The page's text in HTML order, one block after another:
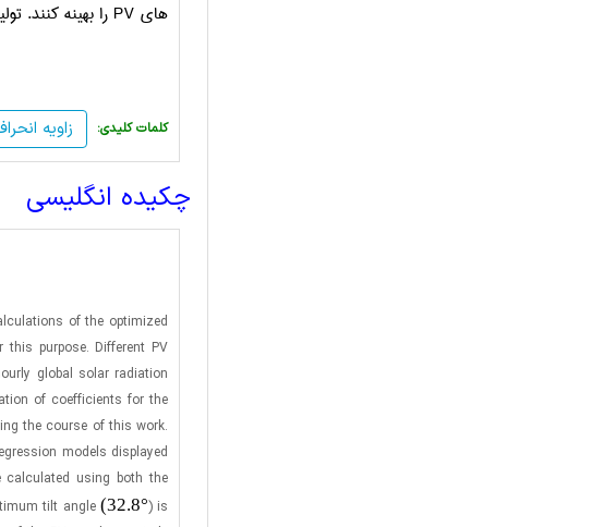
های PV را بهینه کنند.
زاویه :کلمات کلیدی
چکیده انگلیسی
of the optimized
purpose. Different PV
global solar radiation
of coefficients for the
the course of this work.
models displayed
using both the
tilt angle(32.8°) is